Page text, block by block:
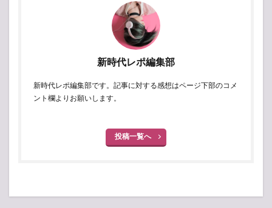
新時代レポ編集部
新時代レポ編集部です。記事に対する感想はページ下部のコメ
ント欄よりお願いします。
投稿一覧へ